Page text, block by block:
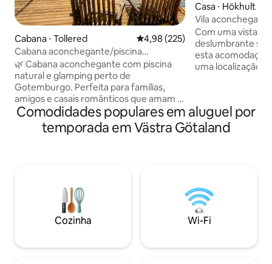
Cabana ⋅ Tollered 4,98 de uma avaliação média de
4,98 (225)
Cabana aconchegante/piscina
natural/banheira de
hidromassagem/perto de Gotemburgo
🌿 Cabana aconchegante com piscina
natural e glamping perto de
Gotemburgo. Perfeita para famílias,
amigos e casais românticos que amam a
natureza e o conforto. • Cozinha
totalmente equipada • Banheira de
hidromassagem a lenha • Animais de
Churrasqueira a gás • NETFLIX/HBO •
Chuveiro/banheira Máquina de
lavar/secar • Roupa de cama/Toalhas •
Colchões de espuma de memória • 2
Lareira • Chuveiro aquecido ao sol ao ar
Casa ⋅ Hökhult
Vila
banheira de
privativo
Com uma vista
deslumbrante
esta
uma localização
próprio cais ou
quente nas
e oportunidades
As possibilidades
Comodidades populares em aluguel por
temporada em Västra Götaland
Cozinha Wi-Fi